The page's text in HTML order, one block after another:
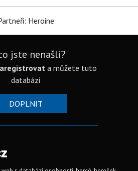
Heroine
jste nenašli?
a můžete tuto
databázi
DOPLNIT